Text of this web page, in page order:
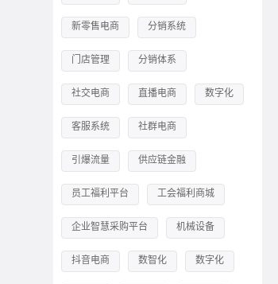
新零售电商 分销系统
门店管理 分销体系
社交电商 直播电商 数字化
客服系统 社群电商
引爆流量 供应链金融
员工福利平台 工会福利商城
企业智慧采购平台 机械设备
抖音电商 数智化 数字化